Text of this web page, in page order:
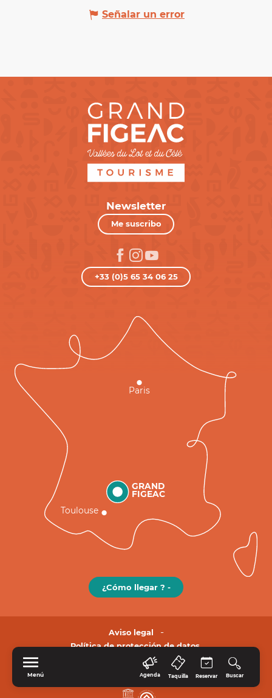
Menú Agenda Taquilla Reservar Buscar
Señalar un error
Newsletter
Me suscribo
+33 (0)5 65 34 06 25
GRAND
FIGEAC
Toulouse
Paris
¿Cómo llegar ? -
Aviso legal
Política de protección de datos.